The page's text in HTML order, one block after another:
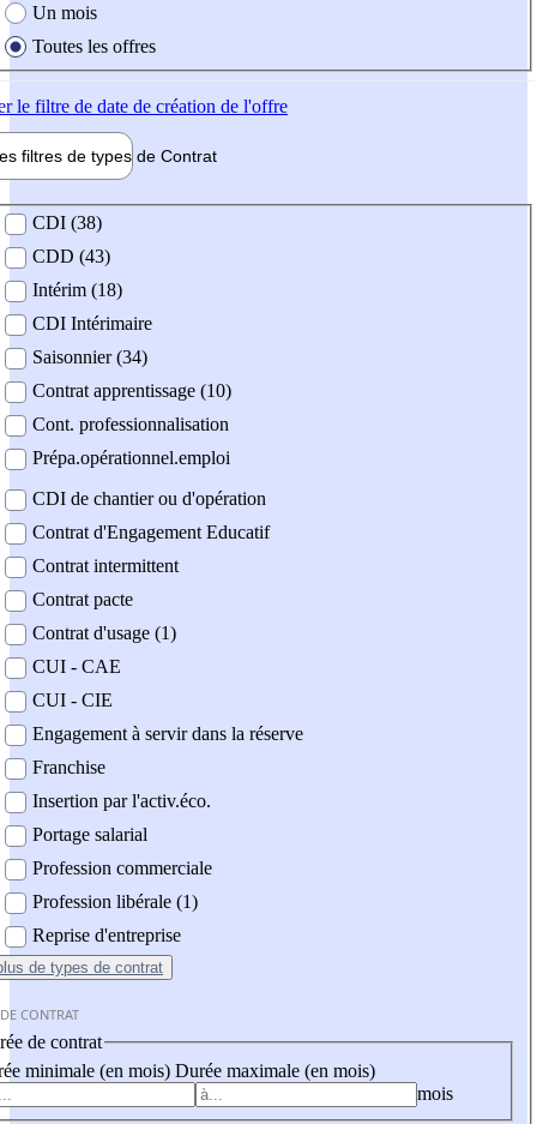
Un mois
Toutes les offres
le filtre de date de création de l'offre
filtres de types de Contrat
contrat
CDI (38)
CDD (43)
Intérim (18)
CDI Intérimaire
Saisonnier (34)
Contrat apprentissage (10)
Cont. professionnalisation
Prépa.opérationnel.emploi
CDI de chantier ou d'opération
Contrat d'Engagement Educatif
Contrat intermittent
Contrat pacte
Contrat d'usage (1)
CUI - CAE
CUI - CIE
Engagement à servir dans la réserve
Franchise
Insertion par l'activ.éco.
Portage salarial
Profession commerciale
Profession libérale (1)
Reprise d'entreprise
de types de contrat
CONTRAT
de contrat
minimale (en mois) Durée maximale (en mois)
mois